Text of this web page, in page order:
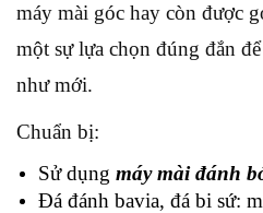
máy mài góc hay còn được
một sự lựa chọn đúng đắn
như mới.
Chuẩn bị:
Sử dụng máy mài đánh
Đá đánh bavia, đá bi sứ: